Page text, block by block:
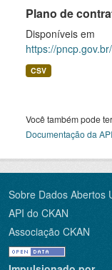
Plano de
Disponíveis em
https://
CSV
Você também pode
Documentação da API
Sobre Dados Abertos
API do CKAN
Associação CKAN